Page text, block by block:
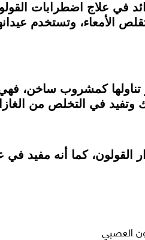
في علاج اضطرابات
الأمعاء، وتستخدم
تناولها كمشروب ساخن،
وتفيد في التخلص من
القولون، كما أنه مفيد
العصبي